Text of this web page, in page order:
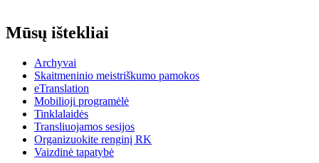
Mūsų ištekliai
Archyvai
Skaitmeninio meistriškumo pamokos
eTranslation
Mobilioji programėlė
Tinklalaidės
Transliuojamos sesijos
Organizuokite renginį RK
Vaizdinė tapatybė